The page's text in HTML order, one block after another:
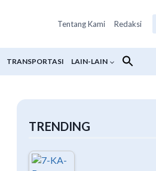
Tentang Kami Redaksi
TRANSPORTASI LAIN-LAIN
TRENDING